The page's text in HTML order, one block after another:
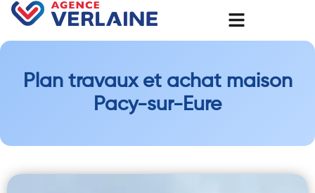
Plan travaux et achat maison
Pacy-sur-Eure